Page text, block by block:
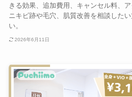
きる効果、追加費用、キャンセル料、ア
ニキビ跡や毛穴、肌質改善を相談した
い。
2026年6月11日